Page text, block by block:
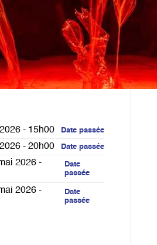
- 15h00 Date passée
- 20h00 Date passée
2026 -
Date
passée
2026 -
Date
passée